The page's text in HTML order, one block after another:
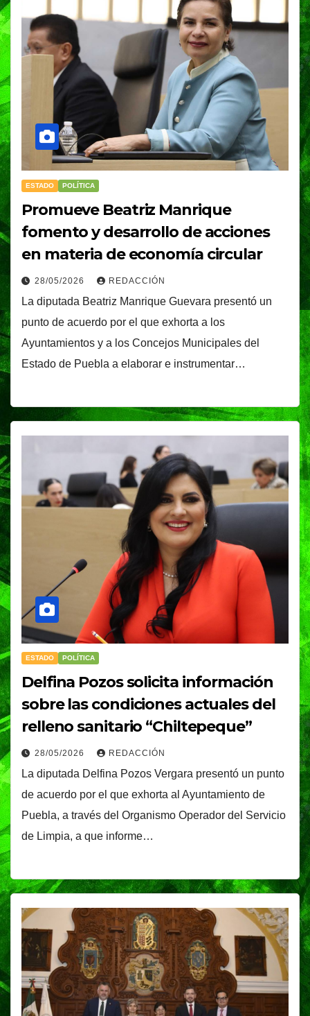
ESTADO POLÍTICA
Promueve Beatriz Manrique
fomento y desarrollo de acciones
en materia de economía circular
28/05/2026 REDACCIÓN
La diputada Beatriz Manrique Guevara presentó un
punto de acuerdo por el que exhorta a los
Ayuntamientos y a los Concejos Municipales del
Estado de Puebla a elaborar e instrumentar…
ESTADO POLÍTICA
Delfina Pozos solicita información
sobre las condiciones actuales del
relleno sanitario “Chiltepeque”
28/05/2026 REDACCIÓN
La diputada Delfina Pozos Vergara presentó un punto
de acuerdo por el que exhorta al Ayuntamiento de
Puebla, a través del Organismo Operador del Servicio
de Limpia, a que informe…